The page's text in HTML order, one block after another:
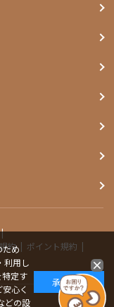
約
ポイント規約
ため
利用し
定す
心く
どの設
承諾する